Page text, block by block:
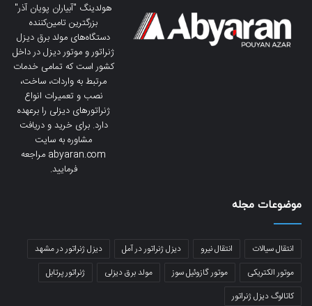
هولدینگ "آبیاران پویان آذر"
بزرگترین تامین‌کننده
دستگاه‌های مولد برق دیزل
ژنراتور و موتور دیزل در داخل
کشور است که تمامی خدمات
مرتبط به واردات، ساخت،
نصب و تعمیرات انواع
ژنراتورهای دیزلی را برعهده
دارد. برای خرید و دریافت
مشاوره به سایت
abyaran.com مراجعه
فرمایید.
موضوعات مجله
انتقال سیالات انتقال نیرو دیزل ژنراتور در آمل
دیزل ژنراتور در مشهد
موتور الکتریکی
موتور گازوئیل سوز مولد برق دیزلی
ژنراتور پرتابل
کاتالوگ دیزل ژنراتور